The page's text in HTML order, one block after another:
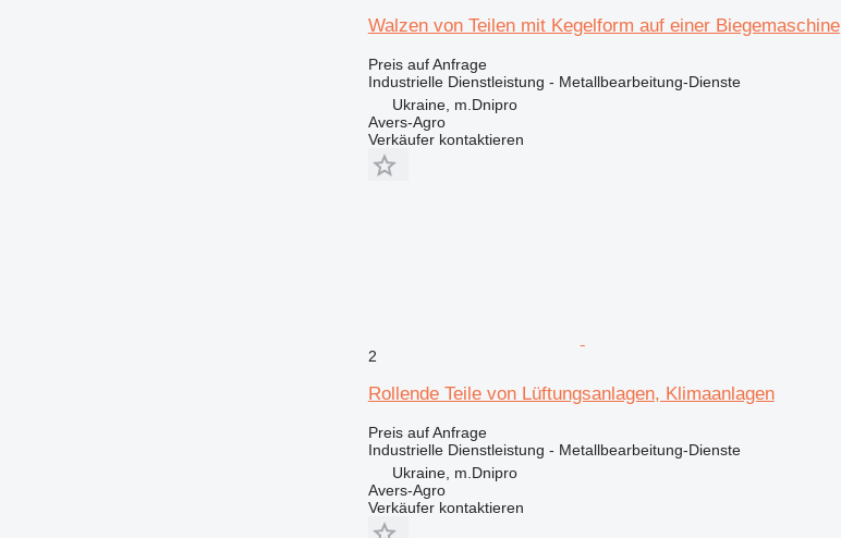
Walzen von Teilen mit Kegelform auf einer Biegemaschine
Preis auf Anfrage
Industrielle Dienstleistung - Metallbearbeitung-Dienste
Ukraine, m.Dnipro
Avers-Agro
Verkäufer kontaktieren
2
Rollende Teile von Lüftungsanlagen, Klimaanlagen
Preis auf Anfrage
Industrielle Dienstleistung - Metallbearbeitung-Dienste
Ukraine, m.Dnipro
Avers-Agro
Verkäufer kontaktieren